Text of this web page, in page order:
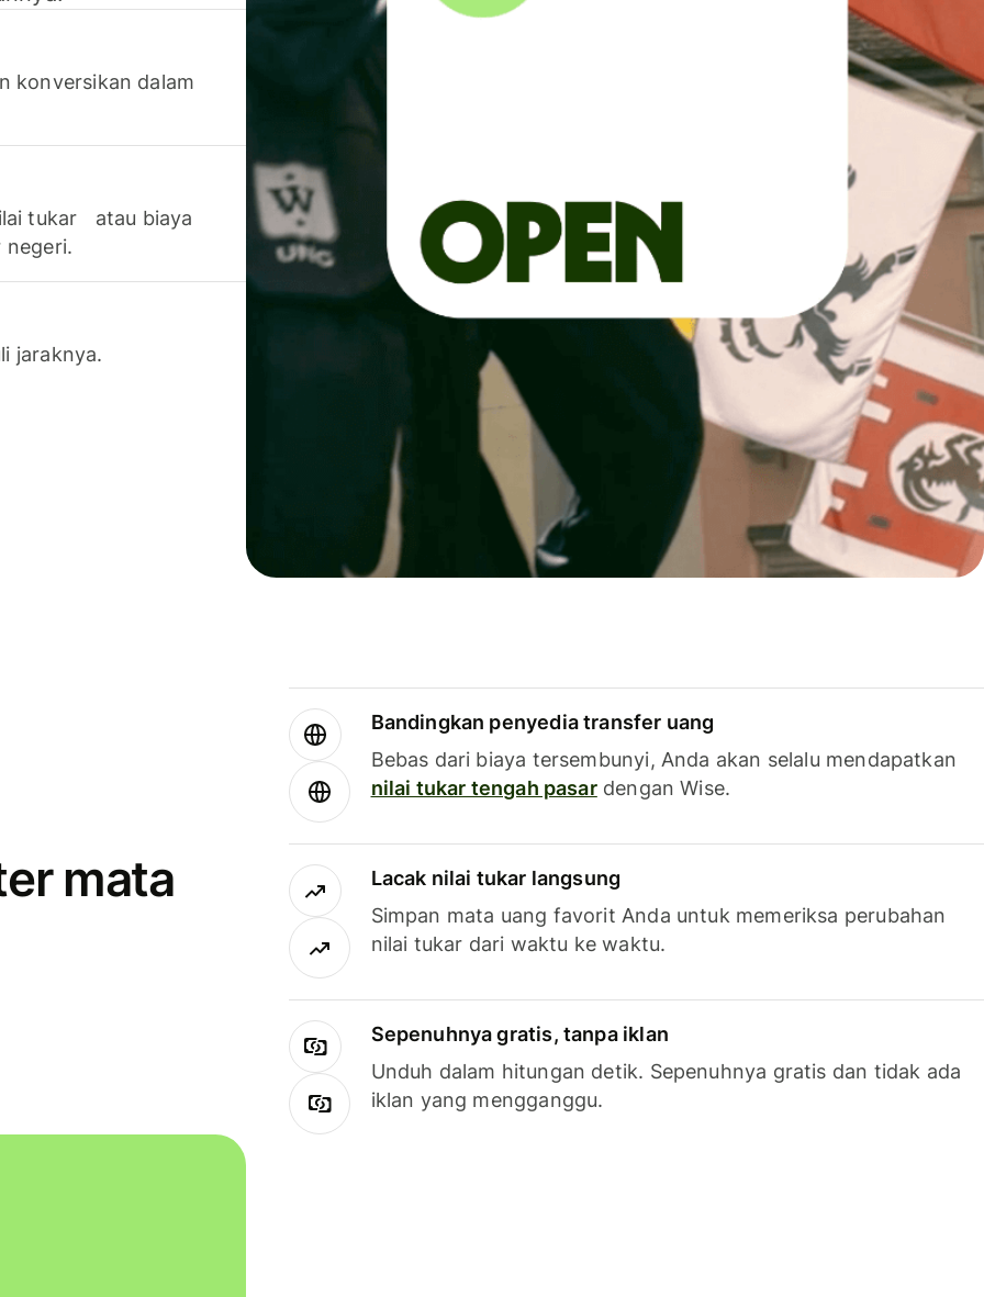
konversikan dalam
tukar atau biaya
negeri.
jaraknya.
mata
Bandingkan penyedia transfer uang
Bebas dari biaya tersembunyi, Anda akan selalu mendapatkan
nilai tukar tengah pasardengan Wise.
Lacak nilai tukar langsung
Simpan mata uang favorit Anda untuk memeriksa perubahan
nilai tukar dari waktu ke waktu.
Sepenuhnya gratis, tanpa iklan
Unduh dalam hitungan detik. Sepenuhnya gratis dan tidak ada
iklan yang mengganggu.